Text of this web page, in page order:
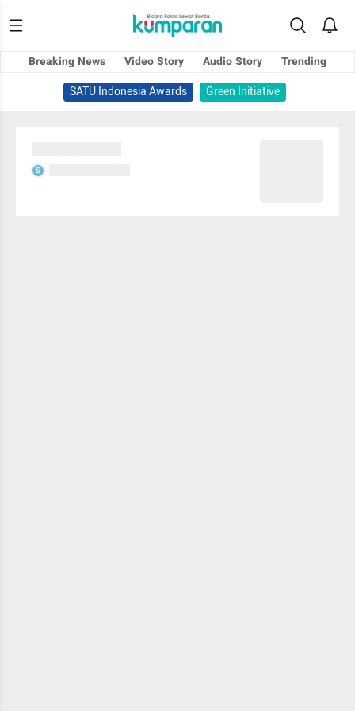
Breaking News Video Story Audio Story
Trending
SATU Indonesia Awards
Green Initiative
S